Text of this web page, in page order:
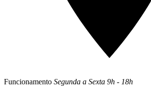
Funcionamento Segunda a Sexta 9h - 18h